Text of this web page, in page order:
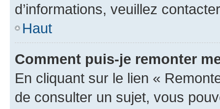
d’informations, veuillez
Haut
Comment puis-je remonter
En cliquant sur le lien «
de consulter un sujet, vous